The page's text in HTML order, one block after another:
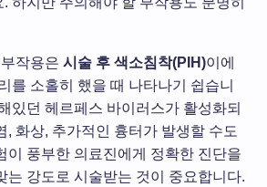
작용은 시술 후 색소침착(PIH)이에
를 소홀히 했을 때 나타나기 쉽습니
있던 헤르페스 바이러스가 활성화되
, 화상, 추가적인 흉터가 발생할 수도
이 풍부한 의료진에게 정확한 진단을
는 강도로 시술받는 것이 중요합니다.